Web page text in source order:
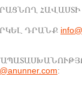
ՀԱՎԱՍՏԻ
ԴՐԱՆՔ
: